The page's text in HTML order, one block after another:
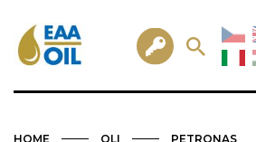
HOME OLI PETRONAS